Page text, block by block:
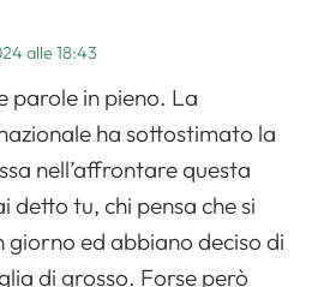
alle 18:43
parole in pieno. La
ha sottostimato la
nell’affrontare questa
detto tu, chi pensa che si
giorno ed abbiano deciso di
di grosso. Forse però